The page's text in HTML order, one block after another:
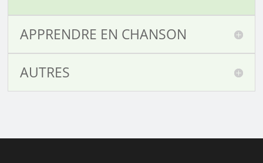
APPRENDRE EN CHANSON
AUTRES